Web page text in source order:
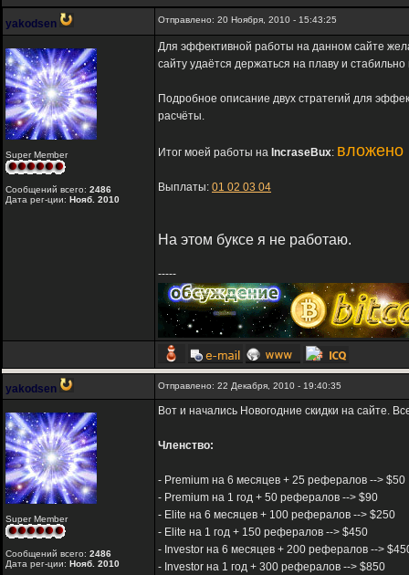
yakodsen Отправлено: 20 Ноября, 2010 - 15:43:25
Super Member
Сообщений всего: 2486
Дата рег-ции: Нояб. 2010
Для эффективной работы на данном сайте
сайту удаётся держаться на плаву и
Подробное описание двух стратегий для
расчёты.
Итог моей работы на IncraseBux: вложено
Выплаты: 01 02 03 04
На этом буксе я не работаю.
-----
yakodsen Отправлено: 22 Декабря, 2010 - 19:40:35
Super Member
Сообщений всего: 2486
Дата рег-ции: Нояб. 2010
Вот и начались Новогодние скидки на сайте.
Членство:
- Premium на 6 месяцев + 25 рефералов --> $50
- Premium на 1 год + 50 рефералов --> $90
- Elite на 6 месяцев + 100 рефералов --> $250
- Elite на 1 год + 150 рефералов --> $450
- Investor на 6 месяцев + 200 рефералов -->
- Investor на 1 год + 300 рефералов --> $850